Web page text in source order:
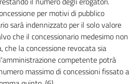
per motivi di pubblico
sarà indennizzato per il solo valore
che il concessionario medesimo non
che la concessione revocata sia
competente potrà
massimo di concessioni fissato a